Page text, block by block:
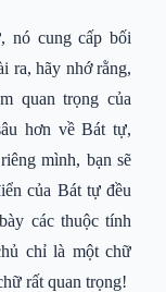
nó cung cấp bối
ra, hãy nhớ rằng,
quan trọng của
hơn về Bát tự,
mình, bạn sẽ
của Bát tự đều
các thuộc tính
chỉ là một chữ
rất quan trọng!